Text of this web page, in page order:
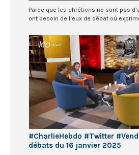
Parce que les chrétiens ne sont pas
ont besoin de lieux de débat où
#CharlieHebdo #Twitter
débats du 16 janvier 2025